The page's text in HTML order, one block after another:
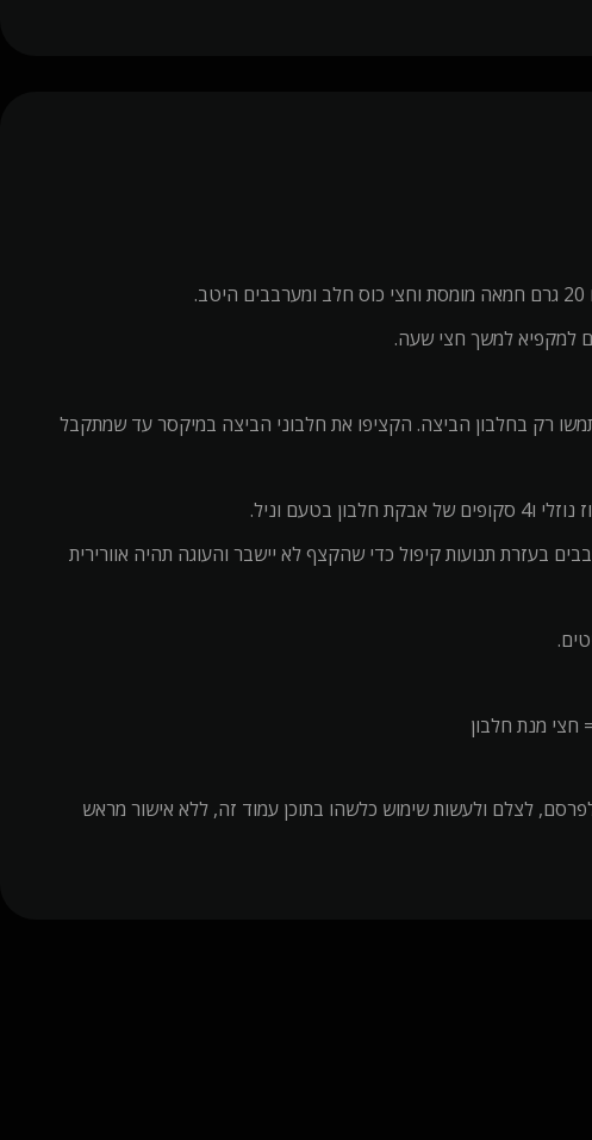
למקפיא למשך חצי שעה.
רק בחלבון הביצה. הקציפו את חלבוני הביצה במיקסר עד שמתקבל
בטעם וניל.
בעזרת תנועות קיפול כדי שהקצף לא יישבר והעוגה תהיה אוורירית
לצלם ולעשות שימוש כלשהו בתוכן עמוד זה, ללא אישור מראש